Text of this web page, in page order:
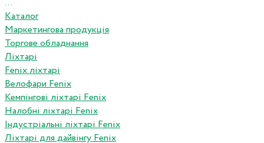
...
Каталог
Маркетингова продукція
Торгове обладнання
Ліхтарі
Fenix ліхтарі
Велофари Fenix
Кемпінгові ліхтарі Fenix
Налобні ліхтарі Fenix
Індустріальні ліхтарі Fenix
Ліхтарі для дайвінгу Fenix